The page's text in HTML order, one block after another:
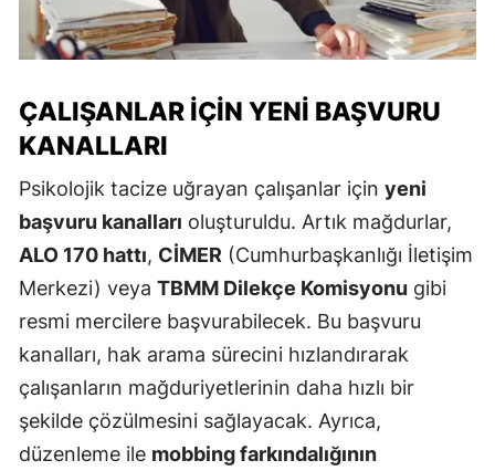
ÇALIŞANLAR İÇIN YENI BAŞVURU
KANALLARI
Psikolojik tacize uğrayan çalışanlar için yeni
başvuru kanalları oluşturuldu. Artık mağdurlar,
ALO 170 hattı, CİMER (Cumhurbaşkanlığı İletişim
Merkezi) veya TBMM Dilekçe Komisyonu gibi
resmi mercilere başvurabilecek. Bu başvuru
kanalları, hak arama sürecini hızlandırarak
çalışanların mağduriyetlerinin daha hızlı bir
şekilde çözülmesini sağlayacak. Ayrıca,
düzenleme ile mobbing farkındalığının